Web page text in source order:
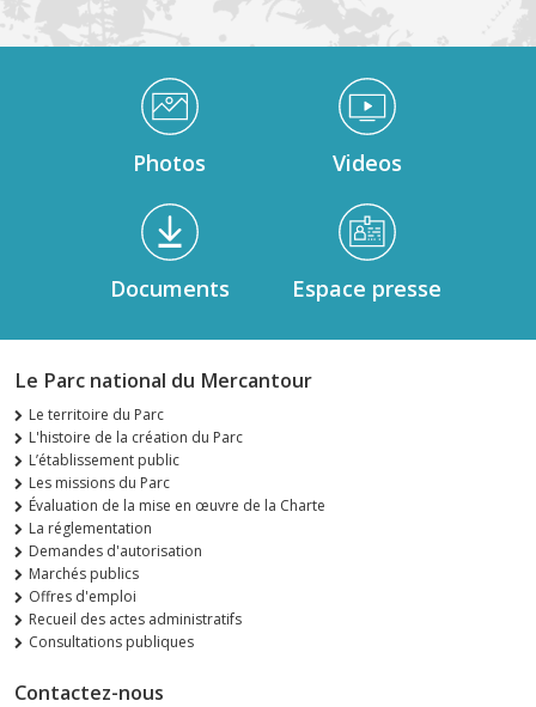
Médiathèque Footer
Photos Videos
Documents Espace presse
Le Parc national du Mercantour
Le territoire du Parc
L'histoire de la création du Parc
L’établissement public
Les missions du Parc
Évaluation de la mise en œuvre de la Charte
La réglementation
Demandes d'autorisation
Marchés publics
Offres d'emploi
Recueil des actes administratifs
Consultations publiques
Contactez-nous